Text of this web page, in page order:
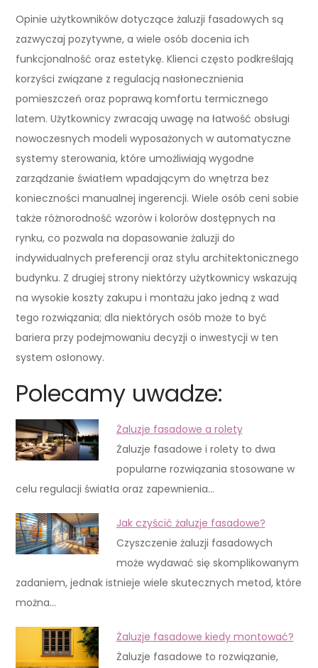
Opinie użytkowników dotyczące żaluzji fasadowych są
zazwyczaj pozytywne, a wiele osób docenia ich
funkcjonalność oraz estetykę. Klienci często podkreślają
korzyści związane z regulacją nasłonecznienia
pomieszczeń oraz poprawą komfortu termicznego
latem. Użytkownicy zwracają uwagę na łatwość obsługi
nowoczesnych modeli wyposażonych w automatyczne
systemy sterowania, które umożliwiają wygodne
zarządzanie światłem wpadającym do wnętrza bez
konieczności manualnej ingerencji. Wiele osób ceni sobie
także różnorodność wzorów i kolorów dostępnych na
rynku, co pozwala na dopasowanie żaluzji do
indywidualnych preferencji oraz stylu architektonicznego
budynku. Z drugiej strony niektórzy użytkownicy wskazują
na wysokie koszty zakupu i montażu jako jedną z wad
tego rozwiązania; dla niektórych osób może to być
bariera przy podejmowaniu decyzji o inwestycji w ten
system osłonowy.
Polecamy uwadze:
Żaluzje fasadowe a rolety
Żaluzje fasadowe i rolety to dwa
popularne rozwiązania stosowane w
celu regulacji światła oraz zapewnienia…
Jak czyścić żaluzje fasadowe?
Czyszczenie żaluzji fasadowych
może wydawać się skomplikowanym
zadaniem, jednak istnieje wiele skutecznych metod, które
można…
Żaluzje fasadowe kiedy montować?
Żaluzje fasadowe to rozwiązanie,